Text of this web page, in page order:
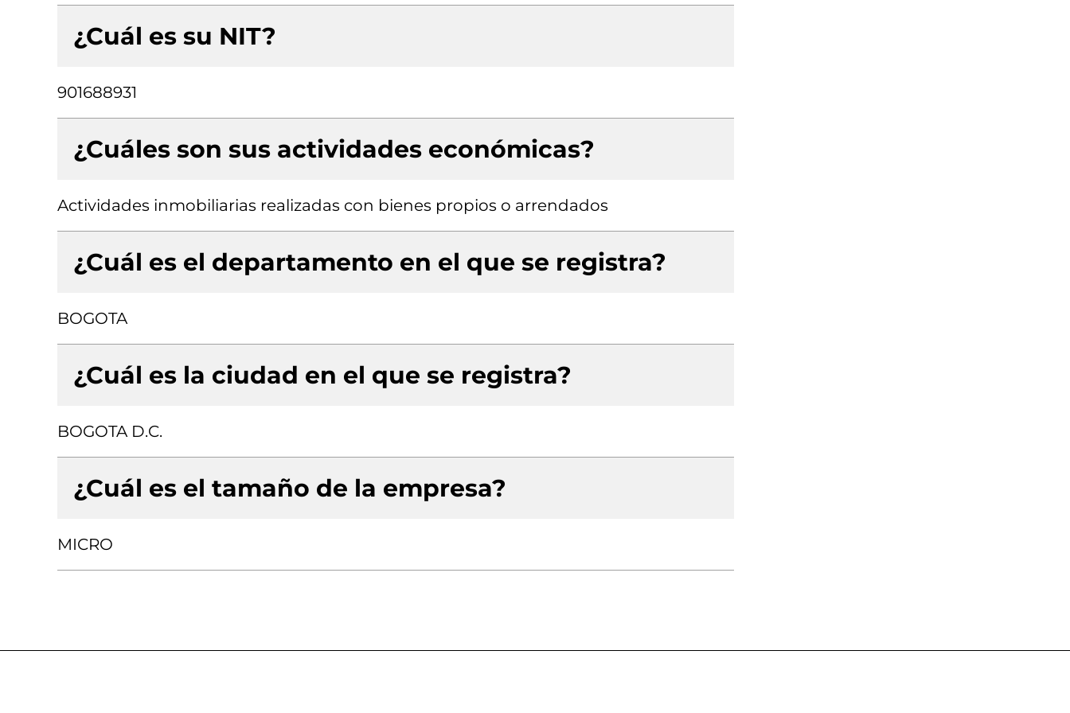
¿Cuál es su NIT?
901688931
¿Cuáles son sus actividades económicas?
Actividades inmobiliarias realizadas con bienes propios o arrendados
¿Cuál es el departamento en el que se registra?
BOGOTA
¿Cuál es la ciudad en el que se registra?
BOGOTA D.C.
¿Cuál es el tamaño de la empresa?
MICRO